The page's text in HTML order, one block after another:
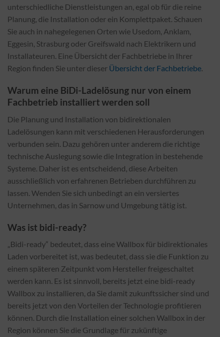
unterschiedliche Dienstleistungen an, egal ob für die reine
Planung, die Installation oder ein Komplettpaket. Schauen
Sie auch in nahegelegenen Orten wie Usedom, Anklam,
Eggesin, Strasburg oder Greifswald nach Elektrikern und
Installateuren. Eine Übersicht der Fachbetriebe in Ihrer
Region finden Sie unter dieser Übersicht der Fachbetriebe.
Warum eine BiDi-Ladelösung nur von einem
Fachbetrieb installiert werden soll
Die Planung und Installation von bidirektionalen
Ladelösungen kann mit verschiedenen Herausforderungen
verbunden sein. Dazu gehören unter anderem die richtige
technische Auslegung sowie die Integration in bestehende
Systeme. Daher ist es entscheidend, diese Arbeiten
ausschließlich von erfahrenen Betrieben durchführen zu
lassen. Wenden Sie sich unbedingt an ein versiertes
Unternehmen, das in Sarnow und Umgebung tätig ist.
Was ist bidi-ready?
„Bidi-ready“ bedeutet, dass eine Wallbox für bidirektionales
Laden vorbereitet ist, was bedeutet, dass sie die Funktion zu
einem späteren Zeitpunkt vom Hersteller freigeschaltet
werden kann. Es ist sinnvoll, bereits jetzt eine bidi-ready
Wallbox zu installieren, da Sie damit zukunftssicher sind und
bereits jetzt von den Vorteilen der Technologie profitieren
können. Durch die Installation einer solchen Wallbox in der
Region können Sie die Grundlage für zukünftige